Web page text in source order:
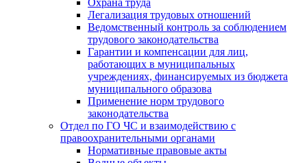
Охрана труда
Легализация трудовых отношений
Ведомственный контроль за соблюдением
трудового законодательства
Гарантии и компенсации для лиц,
работающих в муниципальных
учреждениях, финансируемых из бюджета
муниципального образова
Применение норм трудового
законодательства
Отдел по ГО ЧС и взаимодействию с
правоохранительными органами
Нормативные правовые акты